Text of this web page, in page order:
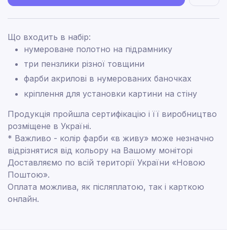
Що входить в набір:
нумероване полотно на підрамнику
три пензлики різної товщини
фарби акрилові в нумерованих баночках
кріплення для установки картини на стіну
Продукція пройшла сертифікацію і її виробництво
розміщене в Україні.
* Важливо - колір фарби «в живу» може незначно
відрізнятися від кольору на Вашому моніторі
Доставляємо по всій території України «Новою
Поштою».
Оплата можлива, як післяплатою, так і карткою
онлайн.